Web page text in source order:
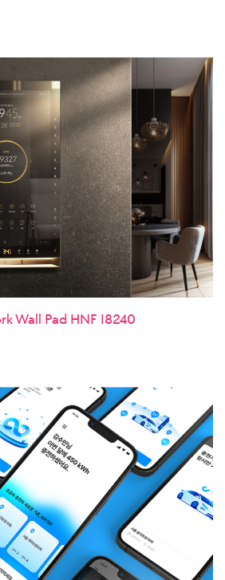
Wall Pad HNF I8240